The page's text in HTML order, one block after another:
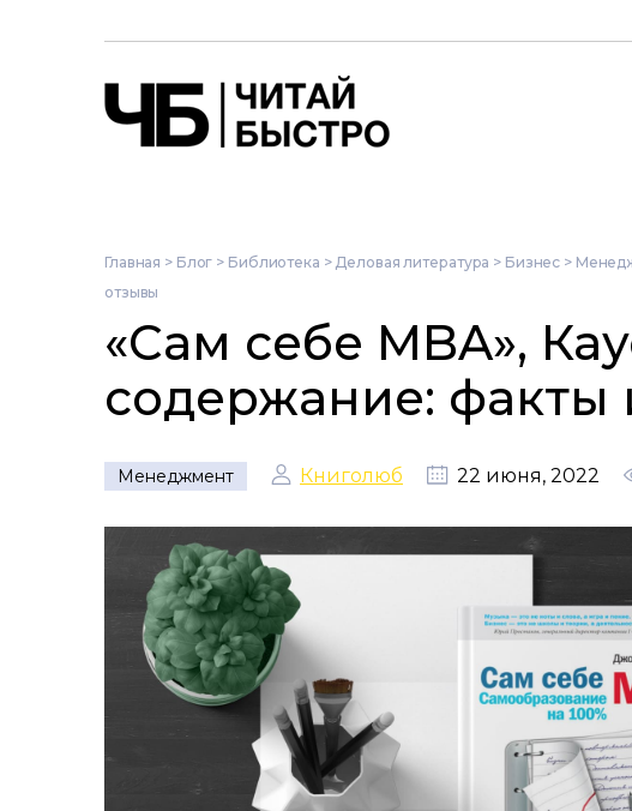
Главная > Блог > Библиотека > Деловая литература > Бизнес >
отзывы
«Сам себе MBA»,
содержание: факты
Менеджмент Книголюб 22 июня, 2022